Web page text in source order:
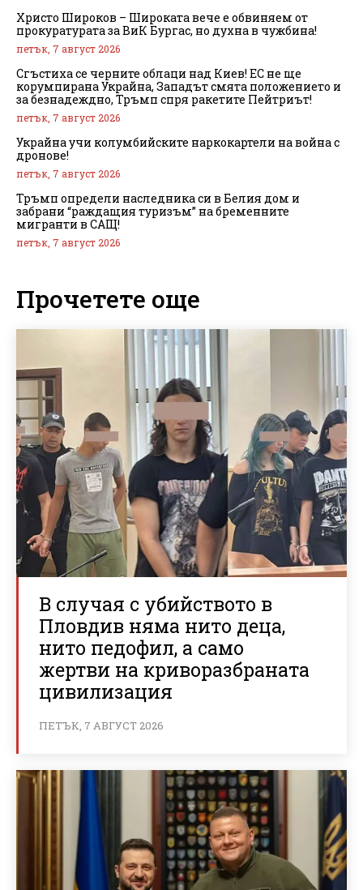
Христо Широков – Широката вече е обвиняем от
прокуратурата за ВиК Бургас, но духна в чужбина!
петък, 7 август 2026
Сгъстиха се черните облаци над Киев! ЕС не ще
корумпирана Украйна, Западът смята положението и
за безнадеждно, Тръмп спря ракетите Пейтриът!
петък, 7 август 2026
Украйна учи колумбийските наркокартели на война с
дронове!
петък, 7 август 2026
Тръмп определи наследника си в Белия дом и
забрани “раждащия туризъм” на бременните
мигранти в САЩ!
петък, 7 август 2026
Прочетете още
В случая с убийството в
Пловдив няма нито деца,
нито педофил, а само
жертви на криворазбраната
цивилизация
ПЕТЪК, 7 АВГУСТ 2026